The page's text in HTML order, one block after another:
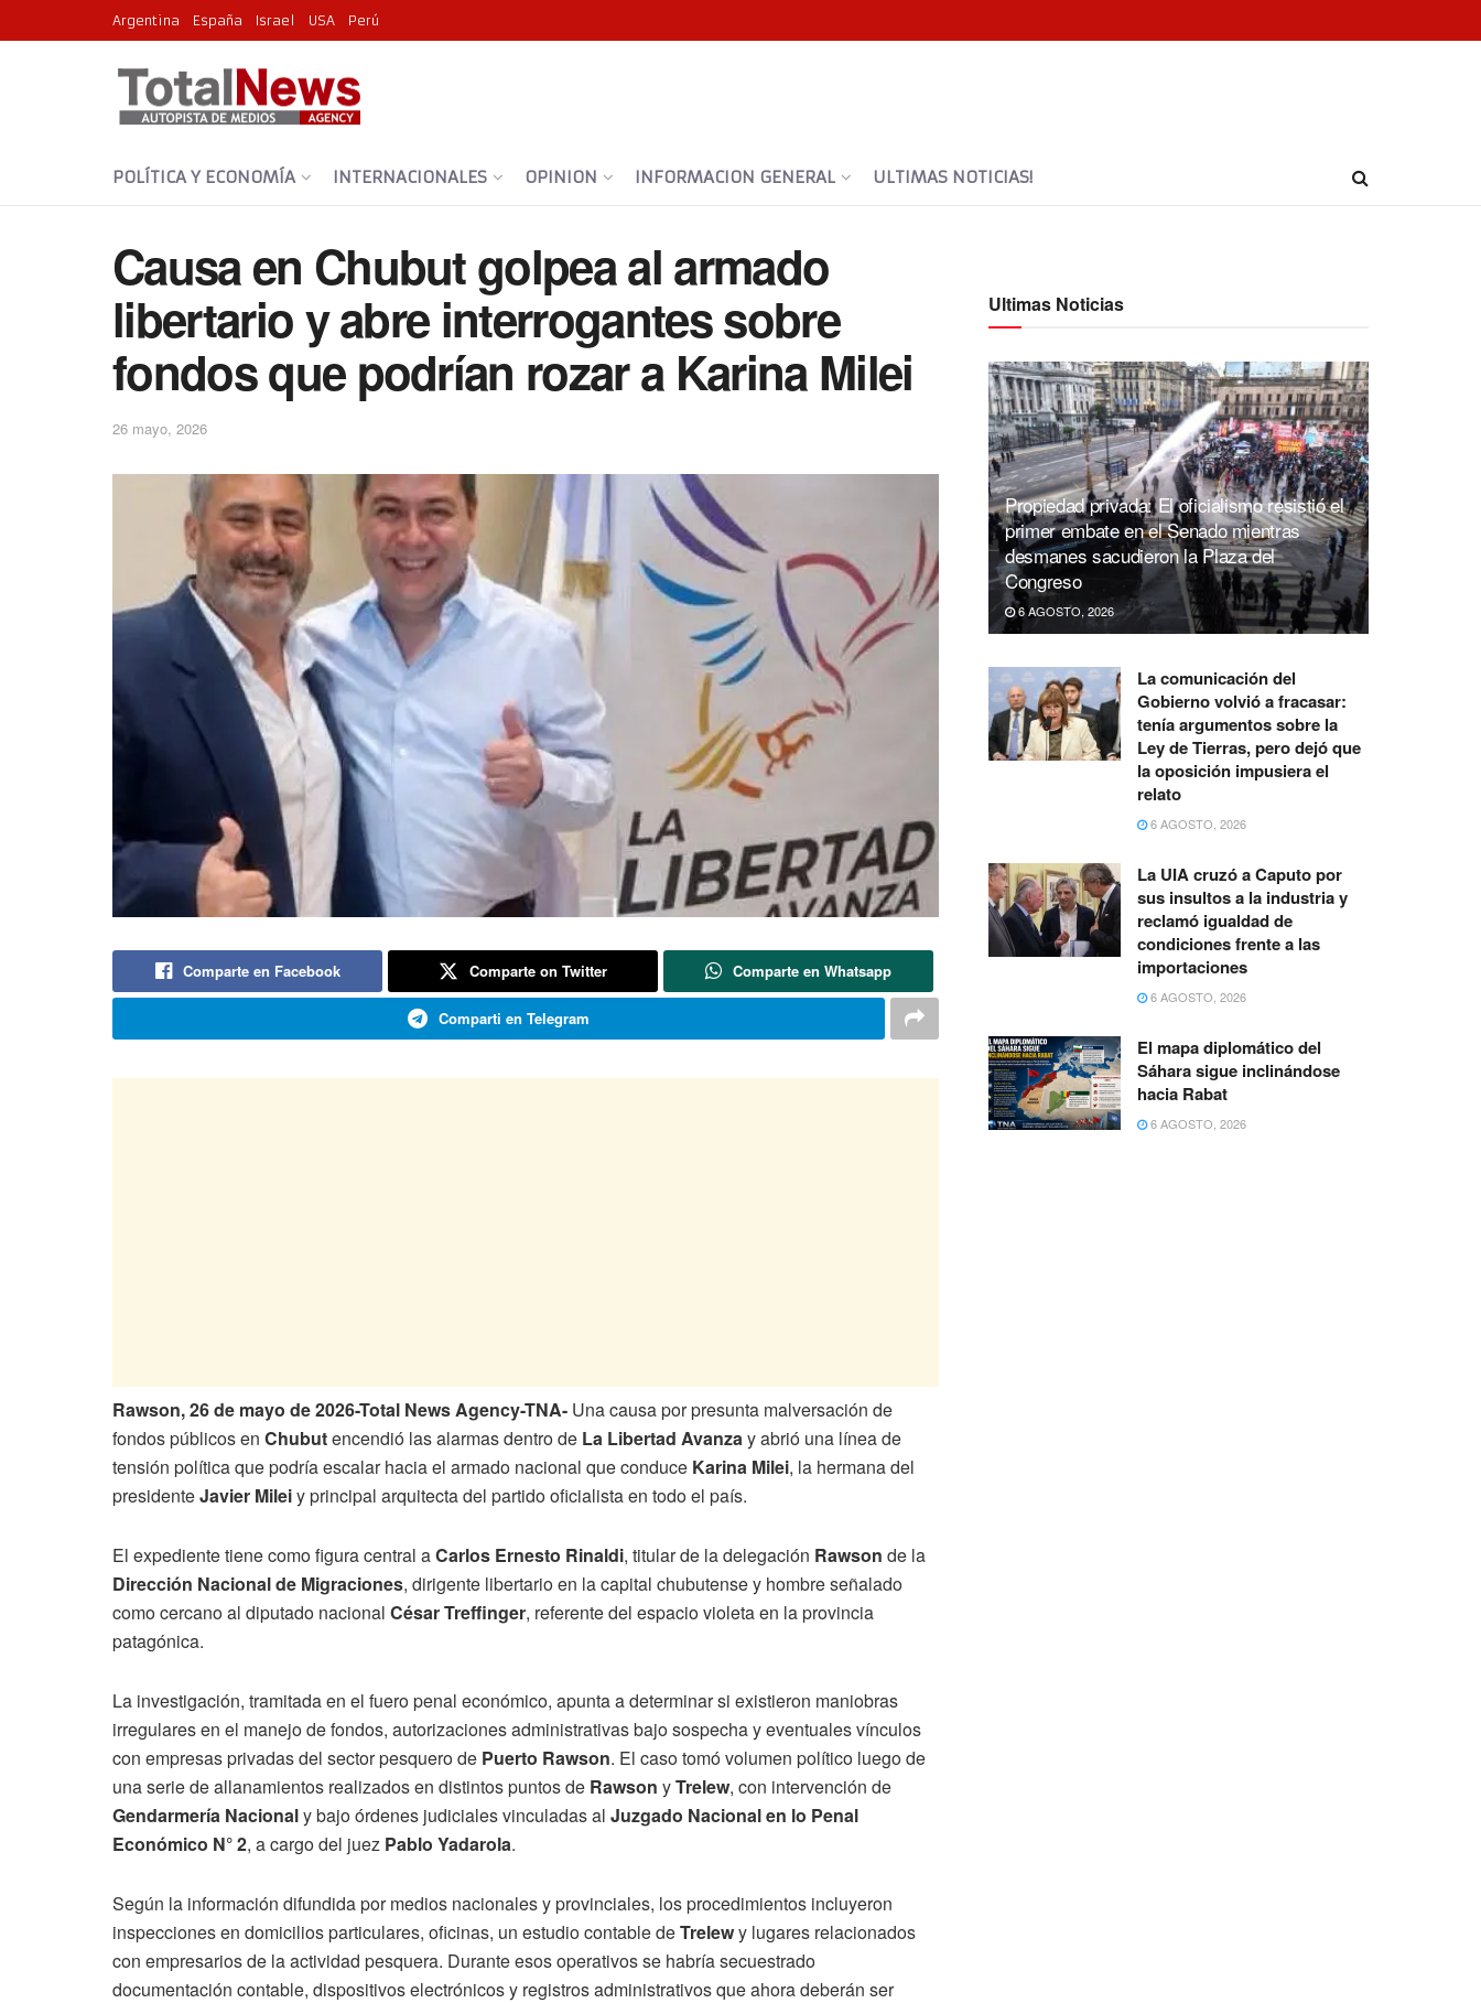
Argentina España Israel USA Perú
POLÍTICA Y ECONOMÍA INTERNACIONALES OPINION INFORMACION GENERAL ULTIMAS NOTICIAS!
Causa en Chubut golpea al armado
libertario y abre interrogantes sobre
fondos que podrían rozar a Karina Milei
26 mayo, 2026
Comparte en Facebook Comparte on Twitter Comparte en Whatsapp
Comparti en Telegram
Rawson, 26 de mayo de 2026-Total News Agency-TNA- Una causa por presunta malversación de
fondos públicos en Chubutencendió las alarmas dentro de La Libertad Avanza y abrió una línea de
tensión política que podría escalar hacia el armado nacional que conduce Karina Milei, la hermana del
presidenteJavier Mileiy principal arquitecta del partido oficialista en todo el país.
El expediente tiene como figura central aCarlos Ernesto Rinaldi, titular de la delegación Rawson de la
Dirección Nacional de Migraciones, dirigente libertario en la capital chubutense y hombre señalado
como cercano al diputado nacional César Treffinger, referente del espacio violeta en la provincia
patagónica.
La investigación, tramitada en el fuero penal económico, apunta a determinar si existieron maniobras
irregulares en el manejo de fondos, autorizaciones administrativas bajo sospecha y eventuales vínculos
con empresas privadas del sector pesquero de Puerto Rawson. El caso tomó volumen político luego de
una serie de allanamientos realizados en distintos puntos de Rawson yTrelew, con intervención de
Gendarmería Nacionaly bajo órdenes judiciales vinculadas al Juzgado Nacional en lo Penal
Económico N° 2, a cargo del juez Pablo Yadarola.
Según la información difundida por medios nacionales y provinciales, los procedimientos incluyeron
inspecciones en domicilios particulares, oficinas, un estudio contable deTrelewy lugares relacionados
con empresarios de la actividad pesquera. Durante esos operativos se habría secuestrado
documentación contable, dispositivos electrónicos y registros administrativos que ahora deberán ser
Ultimas Noticias
Propiedad privada: El oficialismo resistió el
primer embate en el Senado mientras
desmanes sacudieron la Plaza del
Congreso
6 AGOSTO, 2026
La comunicación del
Gobierno volvió a fracasar:
tenía argumentos sobre la
Ley de Tierras, pero dejó que
la oposición impusiera el
relato
6 AGOSTO, 2026
La UIA cruzó a Caputo por
sus insultos a la industria y
reclamó igualdad de
condiciones frente a las
importaciones
6 AGOSTO, 2026
El mapa diplomático del
Sáhara sigue inclinándose
hacia Rabat
6 AGOSTO, 2026